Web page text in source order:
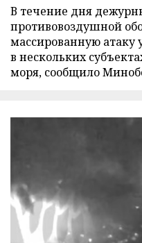
В течение дня
противовоздушной
массированную атаку
в нескольких
моря, сообщило